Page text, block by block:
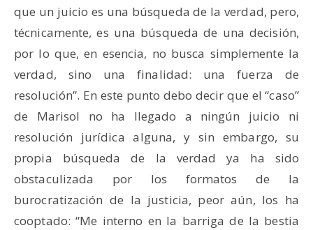
que un juicio es una búsqueda de la verdad, pero,
técnicamente, es una búsqueda de una decisión,
por lo que, en esencia, no busca simplemente la
verdad, sino una finalidad: una fuerza de
resolución”. En este punto debo decir que el “caso”
de Marisol no ha llegado a ningún juicio ni
resolución jurídica alguna, y sin embargo, su
propia búsqueda de la verdad ya ha sido
obstaculizada por los formatos de la
burocratización de la justicia, peor aún, los ha
cooptado: “Me interno en la barriga de la bestia